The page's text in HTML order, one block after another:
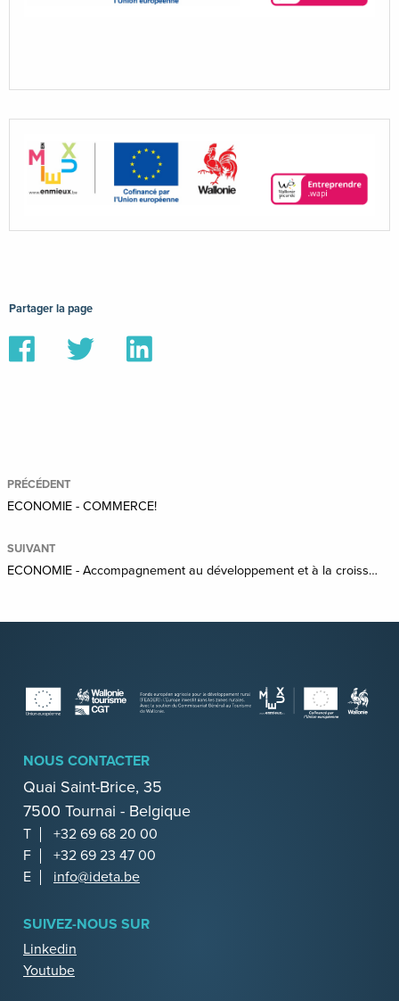
Partager la page
Partager
sur
Partager
sur
Partager
sur
PRÉCÉDENT
ECONOMIE - COMMERCE!
SUIVANT
ECONOMIE - Accompagnement au développement et à la croissance
NOUS CONTACTER
Quai Saint-Brice, 35
7500 Tournai - Belgique
T
+32 69 68 20 00
F
+32 69 23 47 00
E
info@ideta.be
SUIVEZ-NOUS SUR
Linkedin
Youtube